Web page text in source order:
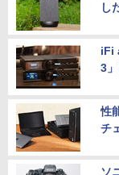
し
iFi
3
性
チ
ソ